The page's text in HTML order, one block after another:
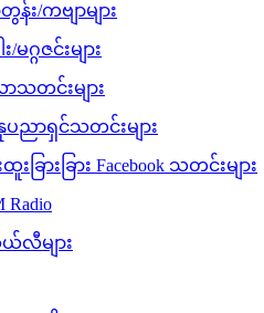
း/ကဗျာများ
/မဂ္ဂဇင်းများ
သတင်းများ
ညာရှင်သတင်းများ
းခြားခြား Facebook သတင်းများ
လီများ